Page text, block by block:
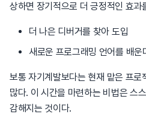
상하면 장기적으로 더 긍정적인 효과
더 나은 디버거를 찾아 도입
새로운 프로그래밍 언어를 배운
보통 자기계발보다는 현재 맡은 프
많다. 이 시간을 마련하는 비법은 스
감해지는 것이다.